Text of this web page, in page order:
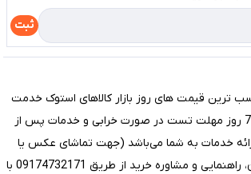
ثبت
ترین قیمت های روز بازار کالاهای استوک خدمت
شما هستیم. همراه با 7 روز مهلت تست در صورت خرابی و خدمات پس از
خدمات به شما می‌باشد (جهت تماشای عکس یا
فیلم کالای موردنظرتان، راهنمایی و مشاوره خرید از طریق 09174732171 با